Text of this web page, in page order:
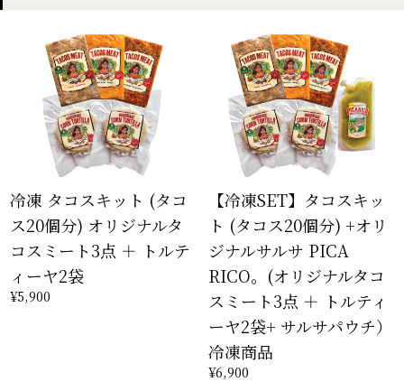
冷凍 タコスキット (タコ
ス20個分) オリジナルタ
コスミート3点 ＋ トルテ
ィーヤ2袋
¥5,900
【冷凍SET】タコスキッ
ト (タコス20個分) +オリ
ジナルサルサ PICA
RICO。(オリジナルタコ
スミート3点 ＋ トルティ
ーヤ2袋+ サルサパウチ）
冷凍商品
¥6,900